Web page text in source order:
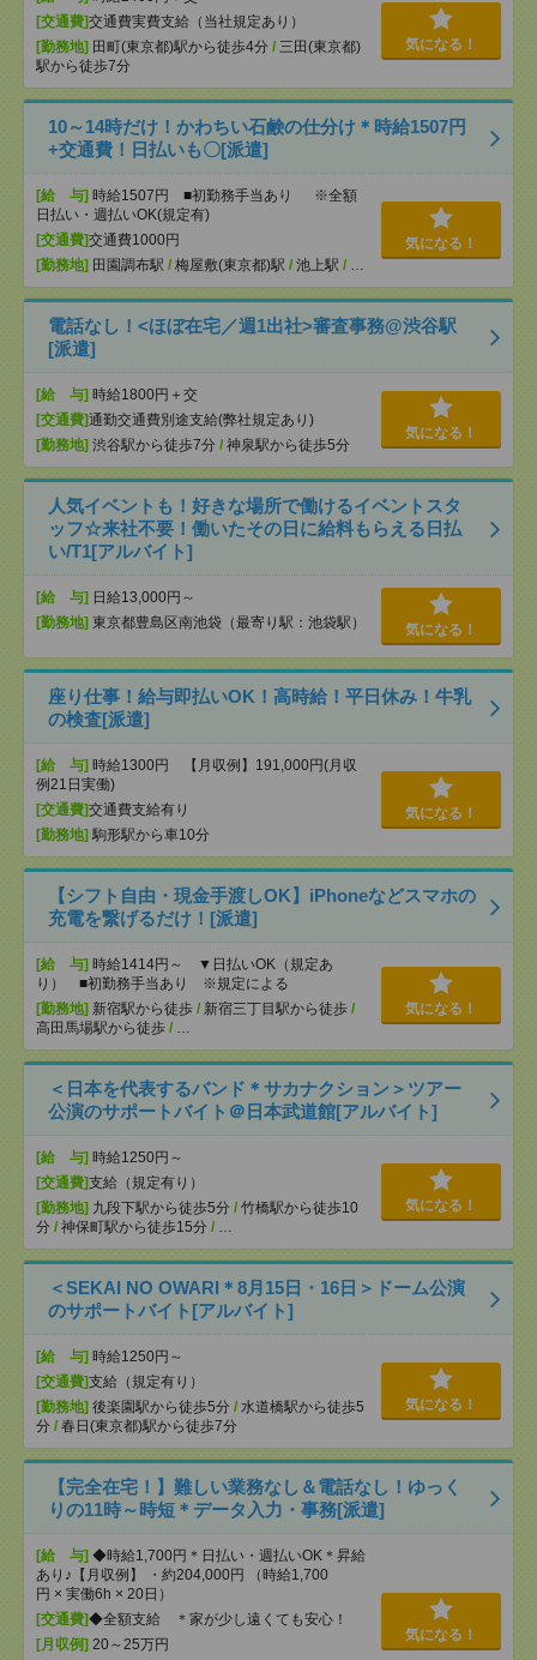
[交通費]交通費実費支給（当社規定あり）
[勤務地] 田町(東京都)駅から徒歩4分 / 三田(東京都)
駅から徒歩7分
気になる！
10～14時だけ！かわちい石鹸の仕分け＊時給1507円
+交通費！日払いも〇[派遣]
[給 与] 時給1507円 ■初勤務手当あり ※全額
日払い・週払いOK(規定有)
[交通費]交通費1000円
[勤務地] 田園調布駅 / 梅屋敷(東京都)駅 / 池上駅 / …
気になる！
電話なし！<ほぼ在宅／週1出社>審査事務@渋谷駅
[派遣]
[給 与] 時給1800円＋交
[交通費]通勤交通費別途支給(弊社規定あり)
[勤務地] 渋谷駅から徒歩7分 / 神泉駅から徒歩5分
気になる！
人気イベントも！好きな場所で働けるイベントスタ
ッフ☆来社不要！働いたその日に給料もらえる日払
い/T1[アルバイト]
[給 与] 日給13,000円～
[勤務地] 東京都豊島区南池袋（最寄り駅：池袋駅） 気になる！
座り仕事！給与即払いOK！高時給！平日休み！牛乳
の検査[派遣]
[給 与] 時給1300円 【月収例】191,000円(月収
例21日実働)
[交通費]交通費支給有り
[勤務地] 駒形駅から車10分
気になる！
【シフト自由・現金手渡しOK】iPhoneなどスマホの
充電を繋げるだけ！[派遣]
[給 与] 時給1414円～ ▼日払いOK（規定あ
り） ■初勤務手当あり ※規定による
[勤務地] 新宿駅から徒歩 / 新宿三丁目駅から徒歩 /
高田馬場駅から徒歩 / …
気になる！
＜日本を代表するバンド＊サカナクション＞ツアー
公演のサポートバイト＠日本武道館[アルバイト]
[給 与] 時給1250円～
[交通費]支給（規定有り）
[勤務地] 九段下駅から徒歩5分 / 竹橋駅から徒歩10
分 / 神保町駅から徒歩15分 / …
気になる！
＜SEKAI NO OWARI＊8月15日・16日＞ドーム公演
のサポートバイト[アルバイト]
[給 与] 時給1250円～
[交通費]支給（規定有り）
[勤務地] 後楽園駅から徒歩5分 / 水道橋駅から徒歩5
分 / 春日(東京都)駅から徒歩7分
気になる！
【完全在宅！】難しい業務なし＆電話なし！ゆっく
りの11時～時短＊データ入力・事務[派遣]
[給 与] ◆時給1,700円＊日払い・週払いOK＊昇給
あり♪【月収例】 ・約204,000円 （時給1,700
円 × 実働6h × 20日）
[交通費]◆全額支給 ＊家が少し遠くても安心！
[月収例] 20～25万円
気になる！